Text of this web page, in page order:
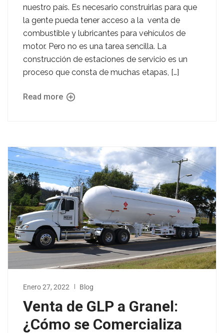
nuestro país. Es necesario construirlas para que
la gente pueda tener acceso a la venta de
combustible y lubricantes para vehículos de
motor. Pero no es una tarea sencilla. La
construcción de estaciones de servicio es un
proceso que consta de muchas etapas, […]
Read more
Enero 27, 2022 Blog
Venta de GLP a Granel:
¿Cómo se Comercializa